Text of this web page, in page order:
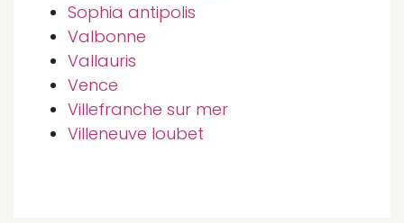
Sophia antipolis
Valbonne
Vallauris
Vence
Villefranche sur mer
Villeneuve loubet